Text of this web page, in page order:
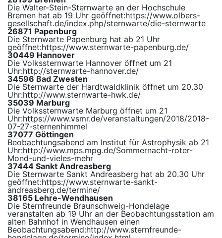
Die Walter-Stein-Sternwarte an der Hochschule
Bremen hat ab 19 Uhr geöffnet:https://www.olbers-
gesellschaft.de/index.php/sternwarte/die-sternwarte
26871 Papenburg
Die Sternwarte Papenburg hat ab 21 Uhr
geöffnet:https://www.sternwarte-papenburg.de/
30449 Hannover
Die Volkssternwarte Hannover öffnet um 21
Uhr:http://sternwarte-hannover.de/
34596 Bad Zwesten
Die Sternwarte der Hardtwaldklinik öffnet um 20.30
Uhr:http://www.sternwarte-hwk.de/
35039 Marburg
Die Volkssternwarte Marburg öffnet um 21
Uhr:https://www.vsmr.de/veranstaltungen/2018/2018-
07-27-sternenhimmel
37077 Göttingen
Beobachtungsabend am Institut für Astrophysik ab 21
Uhr:http://www.mps.mpg.de/Sommernacht-roter-
Mond-und-vieles-mehr
37444 Sankt Andreasberg
Die Sternwarte Sankt Andreasberg hat ab 20.30 Uhr
geöffnet:https://www.sternwarte-sankt-
andreasberg.de/termine/
38165 Lehre-Wendhausen
Die Sternfreunde Braunschweig-Hondelage
veranstalten ab 19 Uhr an der Beobachtungsstation am
alten Bahnhof in Wendhausen einen
Beobachtungsabend:http://www.sternfreunde-